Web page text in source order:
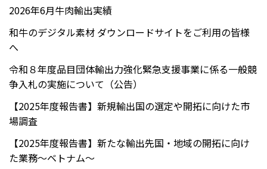
2026年6月牛肉輸出実績
和牛のデジタル素材 ダウンロードサイトをご利用の皆様
へ
令和８年度品目団体輸出力強化緊急支援事業に係る一般競
争入札の実施について（公告）
【2025年度報告書】新規輸出国の選定や開拓に向けた市
場調査
【2025年度報告書】新たな輸出先国・地域の開拓に向け
た業務～ベトナム～